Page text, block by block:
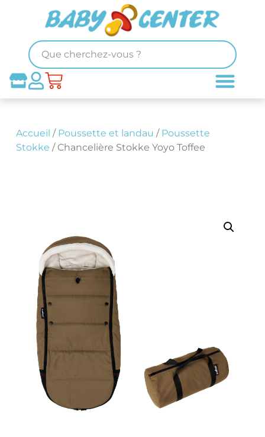
Accueil / Poussette et landau / Poussette
Stokke / Chancelière Stokke Yoyo Toffee